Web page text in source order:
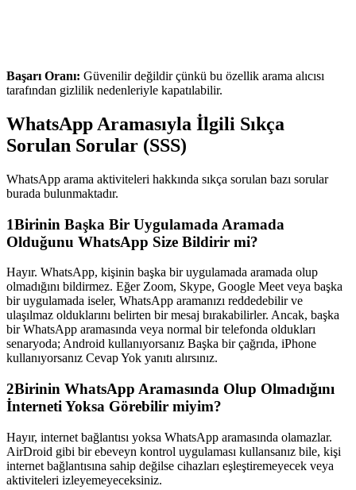
Başarı Oranı: Güvenilir değildir çünkü bu özellik arama alıcısı
tarafından gizlilik nedenleriyle kapatılabilir.
WhatsApp Aramasıyla İlgili Sıkça
Sorulan Sorular (SSS)
WhatsApp arama aktiviteleri hakkında sıkça sorulan bazı sorular
burada bulunmaktadır.
1Birinin Başka Bir Uygulamada Aramada
Olduğunu WhatsApp Size Bildirir mi?
Hayır. WhatsApp, kişinin başka bir uygulamada aramada olup
olmadığını bildirmez. Eğer Zoom, Skype, Google Meet veya başka
bir uygulamada iseler, WhatsApp aramanızı reddedebilir ve
ulaşılmaz olduklarını belirten bir mesaj bırakabilirler. Ancak, başka
bir WhatsApp aramasında veya normal bir telefonda oldukları
senaryoda; Android kullanıyorsanız Başka bir çağrıda, iPhone
kullanıyorsanız Cevap Yok yanıtı alırsınız.
2Birinin WhatsApp Aramasında Olup Olmadığını
İnterneti Yoksa Görebilir miyim?
Hayır, internet bağlantısı yoksa WhatsApp aramasında olamazlar.
AirDroid gibi bir ebeveyn kontrol uygulaması kullansanız bile, kişi
internet bağlantısına sahip değilse cihazları eşleştiremeyecek veya
aktiviteleri izleyemeyeceksiniz.